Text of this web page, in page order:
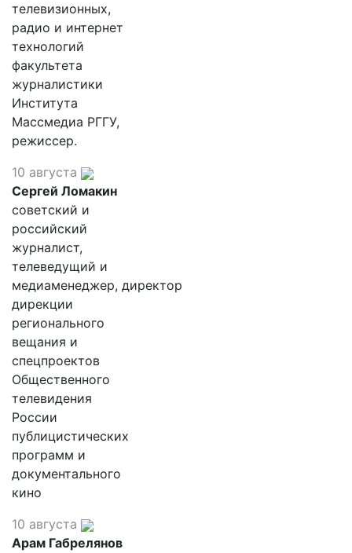
телевизионных,
радио и интернет
технологий
факультета
журналистики
Института
Массмедиа РГГУ,
режиссер.
10 августа
Сергей Ломакин
советский и
российский
журналист,
телеведущий и
медиаменеджер, директор
дирекции
регионального
вещания и
спецпроектов
Общественного
телевидения
России
публицистических
программ и
документального
кино
10 августа
Арам Габрелянов